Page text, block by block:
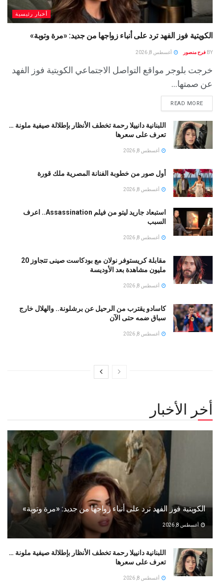
أخبار رئيسية
الكويتية فوز الفهد ترد على أنباء زواجها من جديد: «مرة وتوبة» ‏
BY فرح منصور أغسطس 8, 2026
خرجت بلوجر مواقع التواصل الاجتماعي الكويتية فوز الفهد
عن صمتها...
READ MORE
اللبنانية دانييلا رحمة تخطف الأنظار بإطلالة صيفية ملونة …
تعرف على سعرها
أغسطس 8, 2026
أول صور من خطوبة الفنانة المصرية ملك قورة
أغسطس 8, 2026
استبعاد جاريد ليتو من فيلم Assassination.. اعرف
السبب
أغسطس 8, 2026
مقابلة كريستوفر نولان مع بودكاست صينى تتجاوز 20
مليون مشاهدة بعد الأوديسة
أغسطس 8, 2026
كاسادو يقترب من الرحيل عن برشلونة.. والهلال خارج
سباق ضمه حتى الآن
أغسطس 8, 2026
أخر الأخبار
الكويتية فوز الفهد ترد على أنباء زواجها من جديد: «مرة وتوبة» ‏
أغسطس 8, 2026
اللبنانية دانييلا رحمة تخطف الأنظار بإطلالة صيفية ملونة …
تعرف على سعرها
أغسطس 8, 2026